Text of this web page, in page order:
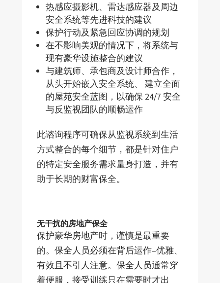
热感应摄影机、雷达感应器及周边
安全系统等先进科技的建议
保护行动及紧急回应协调的规划
在不影响美观的情况下，将系统与
现有豪华设施整合的建议
与建筑师、承包商及设计师合作，
从头开始嵌入安全系统、 建立全面
的屋苑安全蓝图，以确保 24/7 安全
与反监视团队的顺畅运作
此谘询程序可确保从监视系统到生活
方式整合的每个细节，都是针对住户
的特定安全服务需求量身打造，并有
助于长期的财富保全。
无干扰的房地产保全
保护豪华房地产时，谨慎是最重要
的。保全人员必须在背后运作–优雅、
有效且不引人注意。保全人员通常穿
着便服，接受训练只在需要时才出